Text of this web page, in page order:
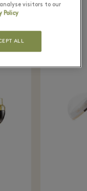
visitors to our
Policy
ALL